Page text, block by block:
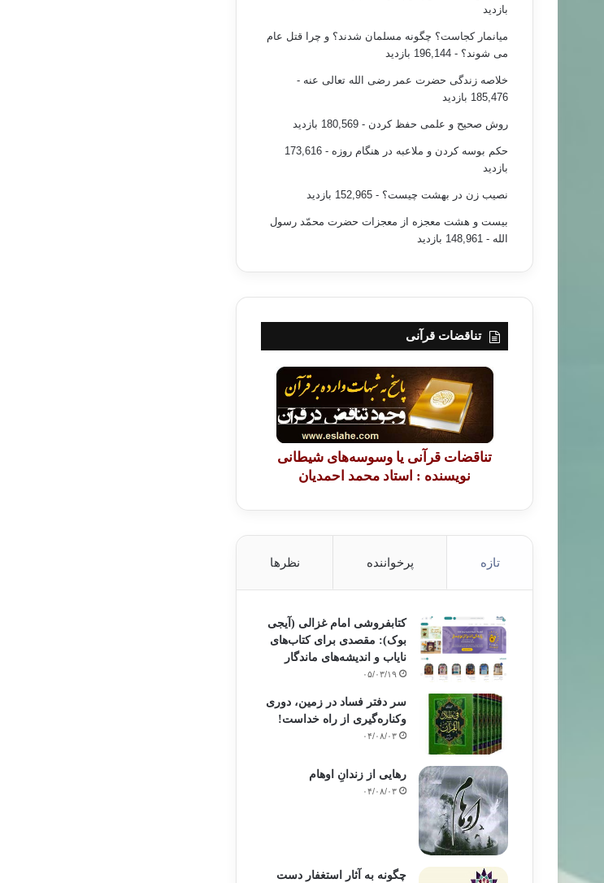
بازدید
میانمار کجاست؟ چگونه مسلمان شدند؟ و چرا قتل عام
می شوند؟ - 196,144 بازدید
خلاصه زندگی حضرت عمر رضی الله تعالی عنه -
185,476 بازدید
روش صحیح و علمی حفظ کردن - 180,569 بازدید
حکم بوسه کردن و ملاعبه در هنگام روزه
- 173,616
بازدید
نصیب زن در بهشت چیست؟ - 152,965 بازدید
بیست و هشت معجزه از معجزات حضرت محمّد رسول
الله - 148,961 بازدید
تناقضات قرآنی
تناقضات قرآنی یا وسوسه‌های شیطانی
نویسنده : استاد محمد احمدیان
تازه پرخواننده نظرها
کتابفروشی امام غزالی (آیجی
بوک): مقصدی برای کتاب‌های
نایاب و اندیشه‌های ماندگار
۰۵/۰۳/۱۹
سر دفتر فساد در زمین‌، دوری
وکناره‌گیری از راه خداست‌!
۰۴/۰۸/۰۳
رهایی از زندانِ اوهام
۰۴/۰۸/۰۳
چگونه به آثار استغفار دست